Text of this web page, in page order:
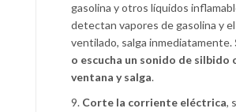
gasolina y otros líquidos
detectan vapores de gasolina y
ventilado, salga inmediatamente.
o escucha un sonido de silbido
ventana y salga.
9. Corte la corriente eléctrica,